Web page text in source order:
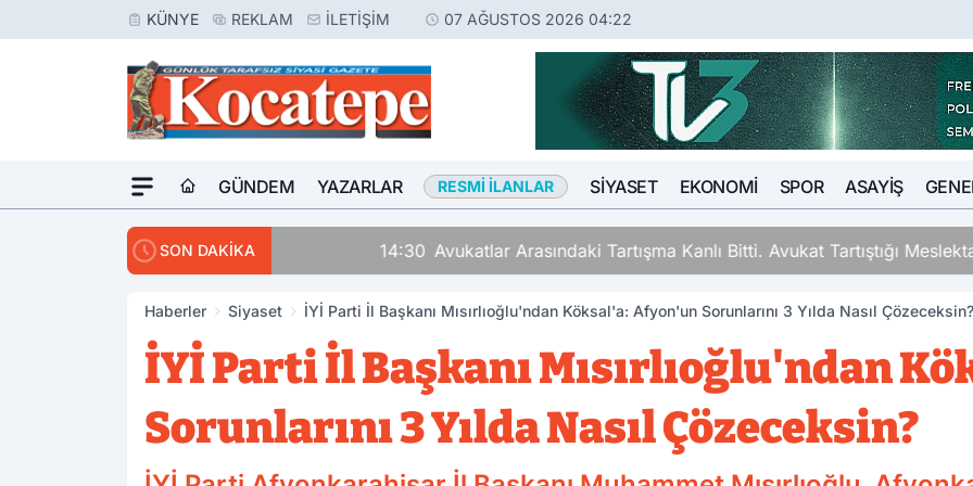
KÜNYE REKLAM İLETIŞIM 07 AĞUSTOS 2026 04:22
GÜNDEM YAZARLAR RESMI İLANLAR SIYASET EKONOMI SPOR ASAYIŞ
SON DAKİKA Avukatlar Arasındaki Tartışma Kanlı Bitti. Avukat Tartıştığı Meslektaşını İki
Haberler Siyaset İYİ Parti İl Başkanı Mısırlıoğlu'ndan Köksal'a: Afyon'un Sorunlarını 3 Yılda Nasıl Çözeceksin?
İYİ Parti İl Başkanı Mısırlıoğlu'ndan
Sorunlarını 3 Yılda Nasıl Çözeceksin?